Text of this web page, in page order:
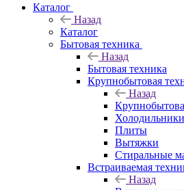
Каталог
Назад
Каталог
Бытовая техника
Назад
Бытовая техника
Крупнобытовая
Назад
Плиты
Вытяжки
Стиральные
Встраиваемая
Назад